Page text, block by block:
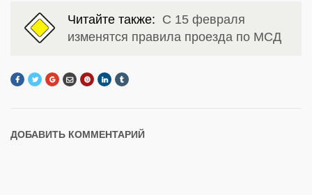
Читайте также: С 15 февраля
изменятся правила проезда по МСД
ДОБАВИТЬ КОММЕНТАРИЙ